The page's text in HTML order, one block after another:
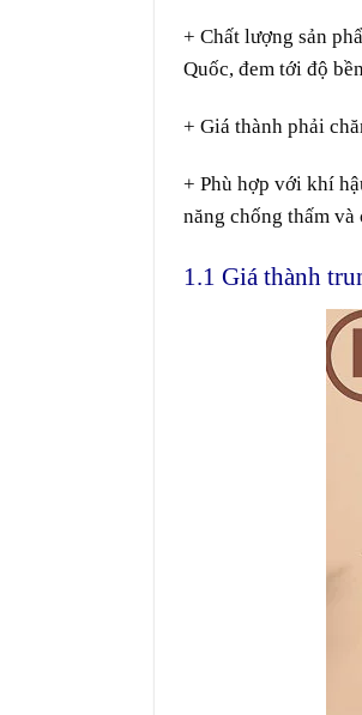
+ Chất lượng sản
Quốc, đem tớiđộ
+ Giá thành phải
+ Phù hợp với khí
năng chống thấm và
1.1 Giá thành